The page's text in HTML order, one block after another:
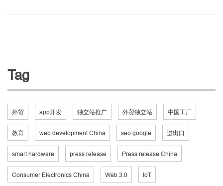
Tag
外贸 app开发 独立站推广 外贸独立站 中国工厂
教育 web development China seo google 进出口
smart hardware press release Press release China
Consumer Electronics China Web 3.0 IoT